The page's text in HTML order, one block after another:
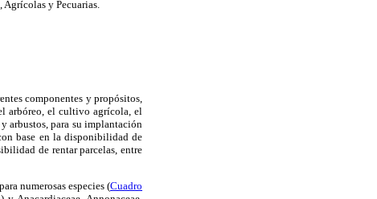
y Pecuarias.
componentes y propósitos,
arbóreo, el cultivo agrícola, el
arbustos, para su implantación
base en la disponibilidad de
de rentar parcelas, entre
numerosas especies (Cuadro